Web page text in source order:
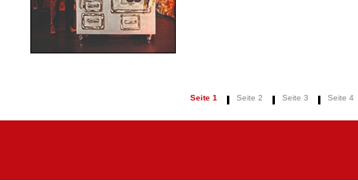
Seite 1 Seite 2 Seite 3 Seite 4